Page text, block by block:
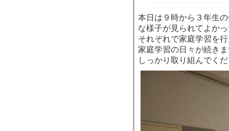
本日は９時から３年生
な様子が見られてよか
それぞれで家庭学習を
家庭学習の日々が続き
しっかり取り組んでく